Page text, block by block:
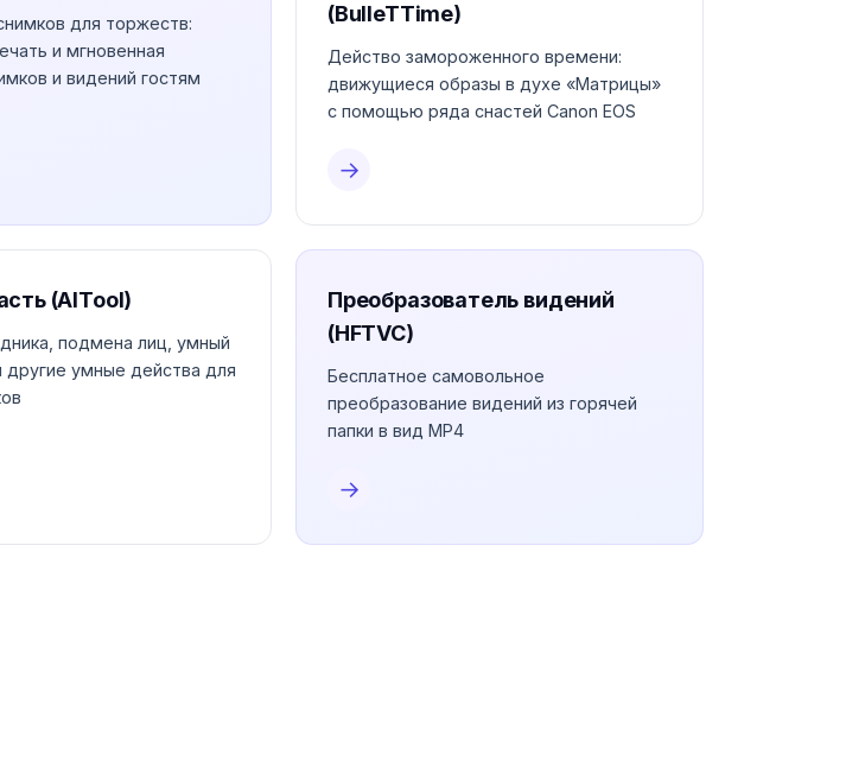
для торжеств:
и мгновенная
и видений гостям
(BulleTTime)
Действо замороженного времени:
движущиеся образы в духе «Матрицы»
с помощью ряда снастей Canon EOS
→
(AITool)
подмена лиц, умный
другие умные действа для
Преобразователь видений
(HFTVC)
Бесплатное самовольное
преобразование видений из горячей
папки в вид MP4
→